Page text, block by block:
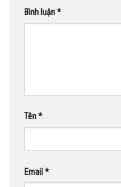
Bình luận*
Tên*
Email *